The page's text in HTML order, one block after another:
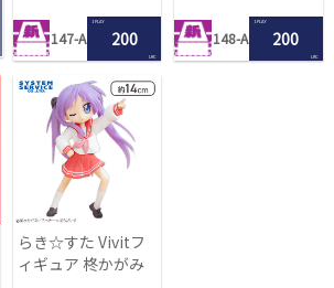
147-A
1 PLAY
200
LRC
148-A
1 PLAY
200
LRC
らき☆すた Vivitフ
ィギュア 柊かがみ